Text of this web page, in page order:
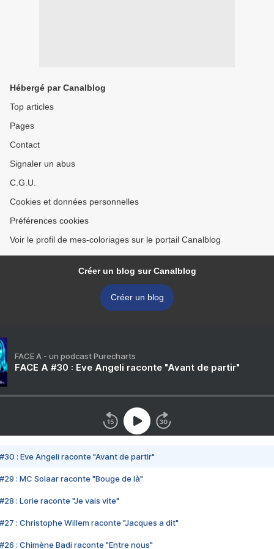
Hébergé par Canalblog
Top articles
Pages
Contact
Signaler un abus
C.G.U.
Cookies et données personnelles
Préférences cookies
Voir le profil de mes-coloriages sur le portail Canalblog
Créer un blog sur Canalblog
Créer un blog
FACE A - un podcast Purecharts
FACE A #30 : Eve Angeli raconte "Avant de partir"
#30 : Eve Angeli raconte "Avant de partir"
#29 : MC Solaar raconte "Bouge de là"
#28 : Lorie raconte "Je vais vite"
#27 : Christophe Willem raconte "Jacques a dit"
#26 : Chimène Badi raconte "Entre nous"